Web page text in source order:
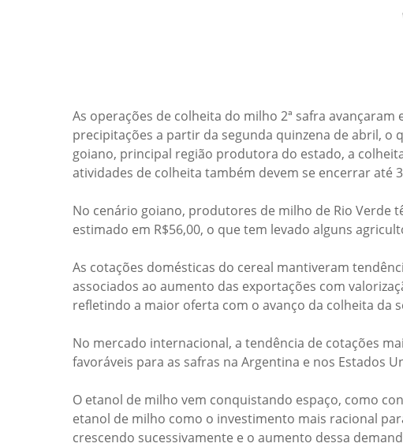
As operações de colheita do milho 2ª safra
precipitações a partir da segunda quinzena de abril,
goiano, principal região produtora do estado, a
atividades de colheita também devem se encerrar até
No cenário goiano, produtores de milho de Rio Verde
estimado em R$56,00, o que tem levado alguns
As cotações domésticas do cereal mantiveram
associados ao aumento das exportações com
refletindo a maior oferta com o avanço da colheita da
No mercado internacional, a tendência de cotações
favoráveis para as safras na Argentina e nos Estados
O etanol de milho vem conquistando espaço, como
etanol de milho como o investimento mais racional
crescendo sucessivamente e o aumento dessa